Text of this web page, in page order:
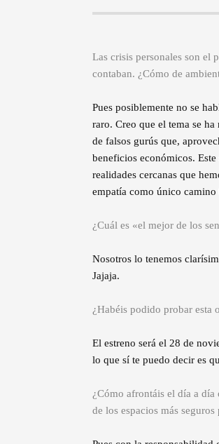
Las crisis personales son el
contaban. ¿Cómo de
Pues posiblemente no se
raro. Creo que el tema se
de falsos gurús que,
beneficios económicos.
realidades cercanas que
empatía como único
¿Cuál es «el mejor de los
Nosotros lo tenemos
Jajaja.
¿Habéis podido probar esta
El estreno será el 28 de
lo que sí te puedo decir es
¿Cómo afrontáis el día a día
de los espacios más